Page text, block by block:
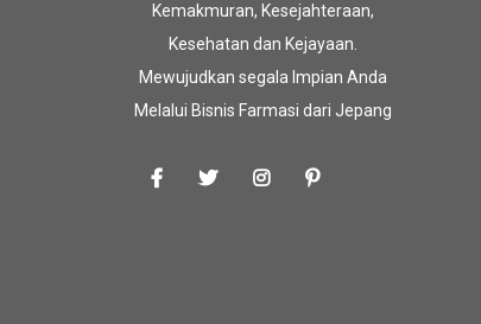
Kemakmuran, Kesejahteraan,
Kesehatan dan Kejayaan.
Mewujudkan segala Impian Anda
Melalui Bisnis Farmasi dari Jepang